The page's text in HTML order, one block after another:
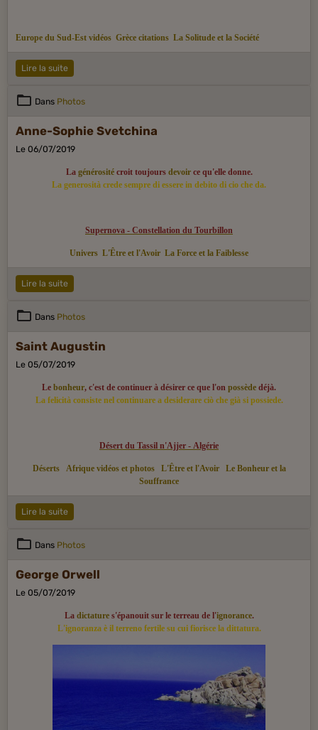
Europe du Sud-Est vidéos Grèce citations La Solitude et la Société
Lire la suite
Dans Photos
Anne-Sophie Svetchina
Le 06/07/2019
La générositécroit toujours devoirce qu'elle donne.
La generosità crede sempre di essere in debito di cio che da.
Supernova - Constellation du Tourbillon
Univers L'Être et l'Avoir La Force et la Faiblesse
Lire la suite
Dans Photos
Saint Augustin
Le 05/07/2019
Le bonheur, c'est de continuer à désirer ce que l'on possède déjà.
La felicità consiste nel continuare a desiderare ciò che già si possiede.
Désert du Tassil n'Ajjer - Algérie
Déserts Afrique vidéos et photos L'Être et l'Avoir
Le Bonheur et la
Souffrance
Lire la suite
Dans Photos
George Orwell
Le 05/07/2019
La dictatures'épanouit sur le terreau de l'ignorance.
L'ignoranza è il terreno fertile su cui fiorisce la dittatura.